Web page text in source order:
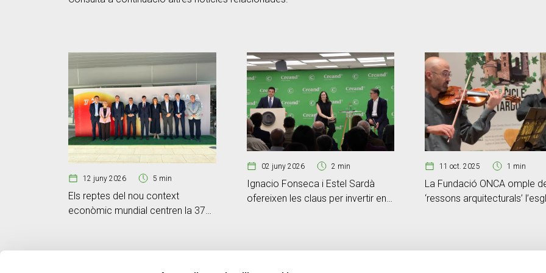
12 juny 2026 5 min
Els reptes del nou context
econòmic mundial centren la 37a
02 juny 2026 2 min
Ignacio Fonseca i Estel Sardà
ofereixen les claus per invertir en
11 oct. 2025 1 min
La Fundació ONCA omple
‘ressons arquitecturals’